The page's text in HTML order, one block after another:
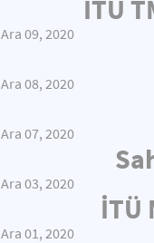
İTÜ
Ara 09, 2020
Ara 08, 2020
Ara 07, 2020
Ara 03, 2020
İTÜ
Ara 01, 2020